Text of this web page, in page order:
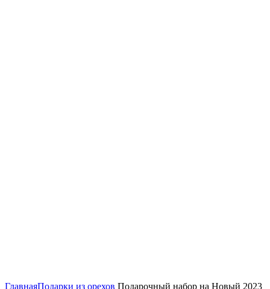
ГлавнаяПодарки из орехов Подарочный набор на Новый 2023